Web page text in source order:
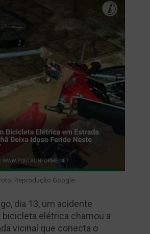
Reprodução Google
dia 13, um acidente
elétrica chamou a
vicinal que conecta o